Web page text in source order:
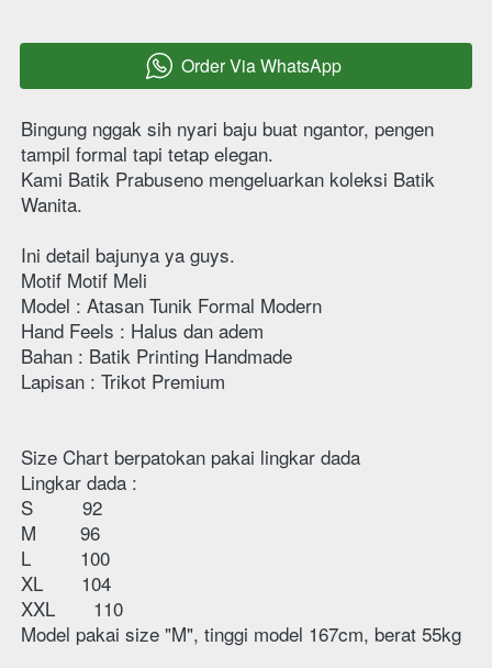
` Order Via WhatsApp
Bingung nggak sih nyari baju buat ngantor, pengen
tampil formal tapi tetap elegan.
Kami Batik Prabuseno mengeluarkan koleksi Batik
Wanita.
Ini detail bajunya ya guys.
Motif Motif Meli
Model : Atasan Tunik Formal Modern
Hand Feels : Halus dan adem
Bahan : Batik Printing Handmade
Lapisan : Trikot Premium
Size Chart berpatokan pakai lingkar dada
Lingkar dada :
S         92
M        96
L         100
XL       104
XXL       110
Model pakai size "M", tinggi model 167cm, berat 55kg